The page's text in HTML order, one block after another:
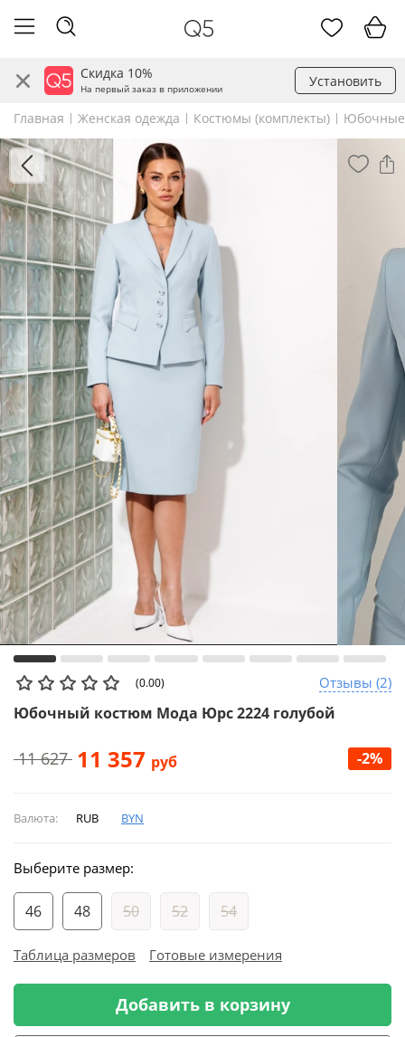
Скидка 10%
На первый заказ в приложении Установить
Главная Женская одежда Костюмы (комплекты)
(0.00) Отзывы (2)
Юбочный костюм Мода Юрс 2224 голубой
11 627 11 357 руб -2%
Валюта: RUB BYN
Выберите размер:
46 48 50 52 54
Таблица размеров Готовые измерения
Добавить в корзину